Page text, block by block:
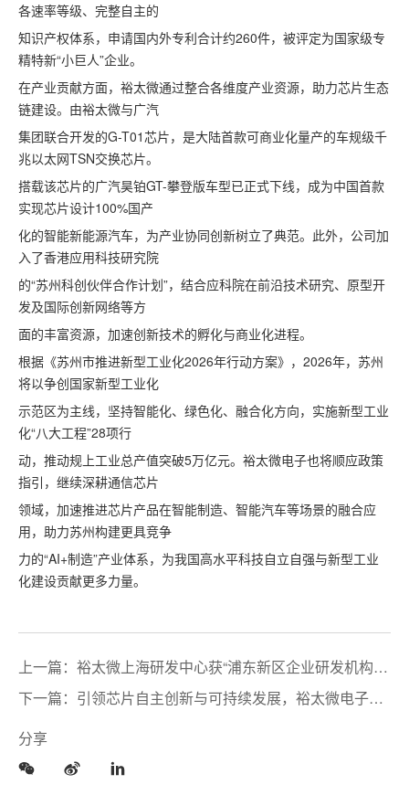
各速率等级、完整自主的
知识产权体系，申请国内外专利合计约260件，被评定为国家级专
精特新“小巨人”企业。
在产业贡献方面，裕太微通过整合各维度产业资源，助力芯片生态
链建设。由裕太微与广汽
集团联合开发的G-T01芯片，是大陆首款可商业化量产的车规级千
兆以太网TSN交换芯片。
搭载该芯片的广汽昊铂GT-攀登版车型已正式下线，成为中国首款
实现芯片设计100%国产
化的智能新能源汽车，为产业协同创新树立了典范。此外，公司加
入了香港应用科技研究院
的“苏州科创伙伴合作计划”，结合应科院在前沿技术研究、原型开
发及国际创新网络等方
面的丰富资源，加速创新技术的孵化与商业化进程。
根据《苏州市推进新型工业化2026年行动方案》，2026年，苏州
将以争创国家新型工业化
示范区为主线，坚持智能化、绿色化、融合化方向，实施新型工业
化“八大工程”28项行
动，推动规上工业总产值突破5万亿元。裕太微电子也将顺应政策
指引，继续深耕通信芯片
领域，加速推进芯片产品在智能制造、智能汽车等场景的融合应
用，助力苏州构建更具竞争
力的“AI+制造”产业体系，为我国高水平科技自立自强与新型工业
化建设贡献更多力量。
上一篇：裕太微上海研发中心获“浦东新区企业研发机构”
认定
下一篇：引领芯片自主创新与可持续发展，裕太微电子荣
分享